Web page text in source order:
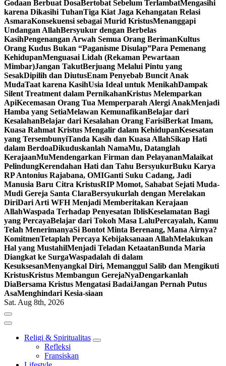
Godaan Berbuat DosaBertobat Sebelum TerlambatMengasihi
karena Dikasihi TuhanTiga Kiat Jaga Kehangatan Relasi
AsmaraKonsekuensi sebagai Murid KristusMenanggapi
Undangan AllahBersyukur dengan Berbelas
KasihPengenangan Arwah Semua Orang BerimanKultus
Orang Kudus Bukan “Paganisme Disulap”Para Pemenang
KehidupanMenguasai Lidah (Rekaman Pewartaan
Mimbar)Jangan TakutBerjuang Melalui Pintu yang
SesakDipilih dan DiutusEnam Penyebab Buncit Anak
MudaTaat karena KasihUsia Ideal untuk MenikahDampak
Silent Treatment dalam PernikahanKristus Melemparkan
ApiKecemasan Orang Tua Memperparah Alergi AnakMenjadi
Hamba yang SetiaMelawan KemunafikanBelajar dari
KesalahanBelajar dari Kesalahan Orang FarisiBerkat Imam,
Kuasa Rahmat Kristus Mengalir dalam KehidupanKesesatan
yang TersembunyiTanda Kasih dan Kuasa AllahSikap Hati
dalam BerdoaDikuduskanlah NamaMu, Datanglah
KerajaanMuMendengarkan Firman dan PelayananMalaikat
PelindungKerendahan Hati dan Tahu BersyukurBuku Karya
RP Antonius Rajabana, OMIGanti Suku Cadang, Jadi
Manusia Baru Citra KristusRIP Momot, Sahabat Sejati Muda-
Mudi Gereja Santa ClaraBersyukurlah dengan Merelakan
DiriDari Arti WFH Menjadi Memberitakan Kerajaan
AllahWaspada Terhadap Penyesatan IblisKeselamatan Bagi
yang PercayaBelajar dari Tokoh Masa LaluPercayalah, Kamu
Telah MenerimanyaSi Bontot Minta Berenang, Mana Airnya?
KomitmenTetaplah Percaya Kebijaksanaan AllahMelakukan
Hal yang MustahilMenjadi Teladan KetaatanBunda Maria
Diangkat ke SurgaWaspadalah di dalam
KesuksesanMenyangkal Diri, Memanggul Salib dan Mengikuti
KristusKristus Membangun GerejaNyaDengarkanlah
DiaBersama Kristus Mengatasi BadaiJangan Pernah Putus
AsaMenghindari Kesia-siaan
Sat. Aug 8th, 2026
Religi & Spiritualitas
Refleksi
Fransiskan